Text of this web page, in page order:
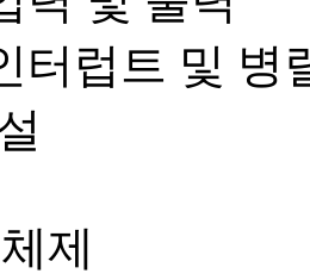
터럽트 및 병
제